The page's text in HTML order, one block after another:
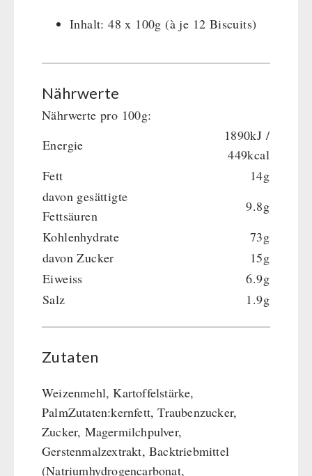
Inhalt: 48 x 100g (à je 12 Biscuits)
Nährwerte
Nährwerte pro 100g:
Energie
1890kJ /
449kcal
Fett
14g
davon gesättigte
Fettsäuren
9.8g
Kohlenhydrate
73g
davon Zucker
15g
Eiweiss
6.9g
Salz
1.9g
Zutaten
Weizenmehl, Kartoffelstärke,
PalmZutaten:kernfett, Traubenzucker,
Zucker, Magermilchpulver,
Gerstenmalzextrakt, Backtriebmittel
(Natriumhydrogencarbonat,